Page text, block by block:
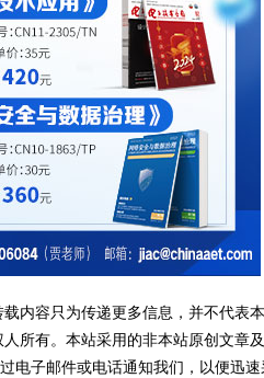
内容只为传递更多信息，并不代表
所有。本站采用的非本站原创文章
电子邮件或电话通知我们，以便迅